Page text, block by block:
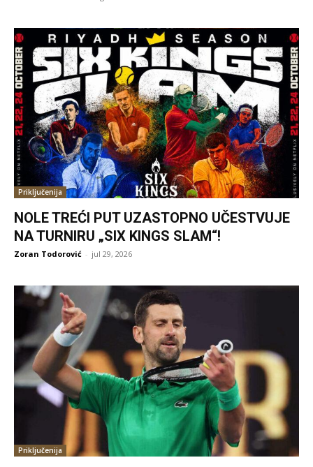
Priključenija
NOLE TREĆI PUT UZASTOPNO UČESTVUJE
NA TURNIRU „SIX KINGS SLAM“!
Zoran Todorović - jul 29, 2026
Priključenija